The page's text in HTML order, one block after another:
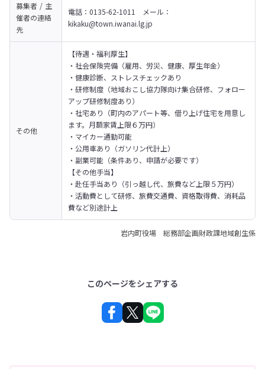
募集者 / 主
催者の連絡
先
電話：0135-62-1011　メール：
kikaku@town.iwanai.lg.jp
その他
【待遇・福利厚生】
・社会保険完備（雇用、労災、健康、厚生年金）
・健康診断、ストレスチェックあり
・研修制度（地域おこし協力隊向け集合研修、フォロー
アップ研修制度あり）
・社宅あり（町内のアパート等、借り上げ住宅を用意し
ます。月額家賃上限６万円）
・マイカー通勤可能
・公用車あり（ガソリン代計上）
・副業可能（条件あり、申請が必要です）
【その他手当】
・赴任手当あり（引っ越し代、旅費など上限５万円）
・活動費として研修、旅費交通費、資格取得費、消耗品
費など別途計上
岩内町役場 総務部企画財政課地域創生係
このページをシェアする